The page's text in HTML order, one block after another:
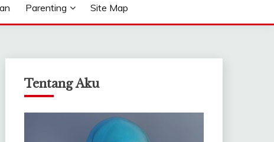
Parenting Site Map
Tentang Aku